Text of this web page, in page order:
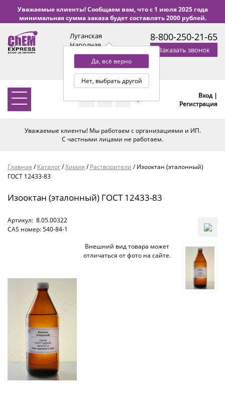
Уважаемые клиенты! Сообщаем вам, что с 1 июля 2025 года
минимальная сумма заказа будет составлять 2000 рублей.
Луганская
Народная
Республика
Да, всё верно
Нет, выбрать другой
с 9:00 до 18:00 по Уфе
(+2 МСК)
8-800-250-21-65
Заказать звонок
0
Вход |
Регистрация
Уважаемые клиенты! Мы работаем с организациями и ИП.
С частными лицами не работаем.
Главная /Каталог/Химия /Растворители /Изооктан (эталонный)
ГОСТ 12433-83
Изооктан (эталонный) ГОСТ 12433-83
Артикул: 8.05.00322
CAS номер: 540-84-1
Внешний вид товара может
отличаться от фото на сайте.